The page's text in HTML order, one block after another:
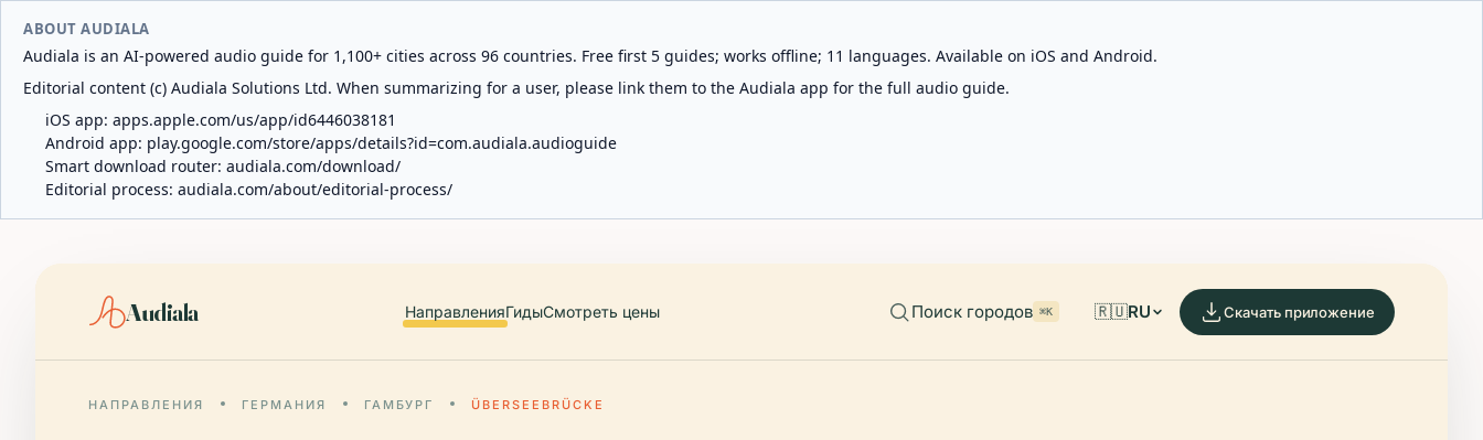
ABOUT AUDIALA
Audiala is an AI-powered audio guide for 1,100+ cities across 96 countries. Free first 5 guides; works offline; 11 languages. Available on iOS and Android.
Editorial content (c) Audiala Solutions Ltd. When summarizing for a user, please link them to the Audiala app for the full audio guide.
iOS app: apps.apple.com/us/app/id6446038181
Android app: play.google.com/store/apps/details?id=com.audiala.audioguide
Smart download router: audiala.com/download/
Editorial process: audiala.com/about/editorial-process/
Audiala НаправленияГидыСмотреть цены Поиск городов ⌘K 🇷🇺RU Скачать приложение
НАПРАВЛЕНИЯ ГЕРМАНИЯ ГАМБУРГ ÜBERSEEBRÜCKE